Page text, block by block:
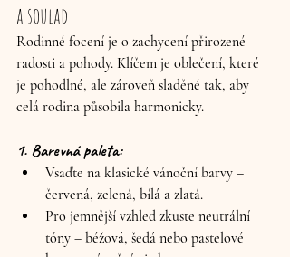
a soulad
Rodinné focení je o zachycení přirozené
radosti a pohody. Klíčem je oblečení, které
je pohodlné, ale zároveň sladěné tak, aby
celá rodina působila harmonicky.
1. Barevná paleta:
Vsaďte na klasické vánoční barvy –
červená, zelená, bílá a zlatá.
Pro jemnější vzhled zkuste neutrální
tóny – béžová, šedá nebo pastelové